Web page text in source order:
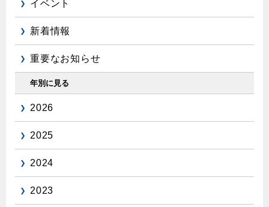
ガスメーターの役割と安全機能
正しい接続で安全に
長期使用製品安全点検制度について
換気と給排気設備の注意点
冬季の注意
保安体制
保安体制について
ガス温水床暖房・ルームヒーター
イベント
新着情報
重要なお知らせ
年別に見る
2026
2025
2024
2023